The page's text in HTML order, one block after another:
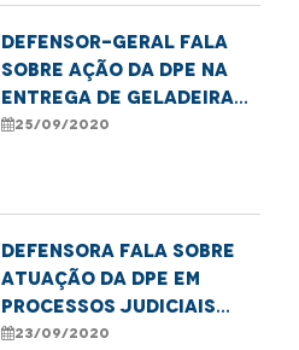
Defensor-geral fala
sobre ação da DPE na
entrega de geladeiras
novas a famílias de
25/09/2020
Defensora fala sobre
atuação da DPE em
processos judiciais
com pedidos de
23/09/2020